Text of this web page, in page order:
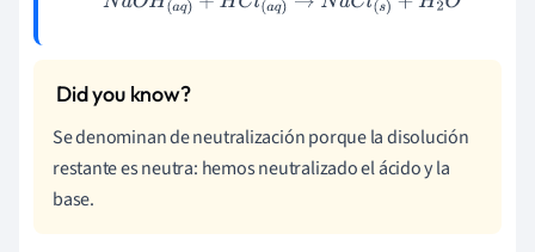
Se denominan de neutralización porque la disolución
restante es neutra: hemos neutralizado el ácido y la
base.